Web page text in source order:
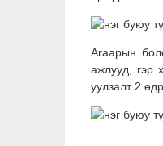
Агаарын
ажлууд, гэр
уулзалт 2